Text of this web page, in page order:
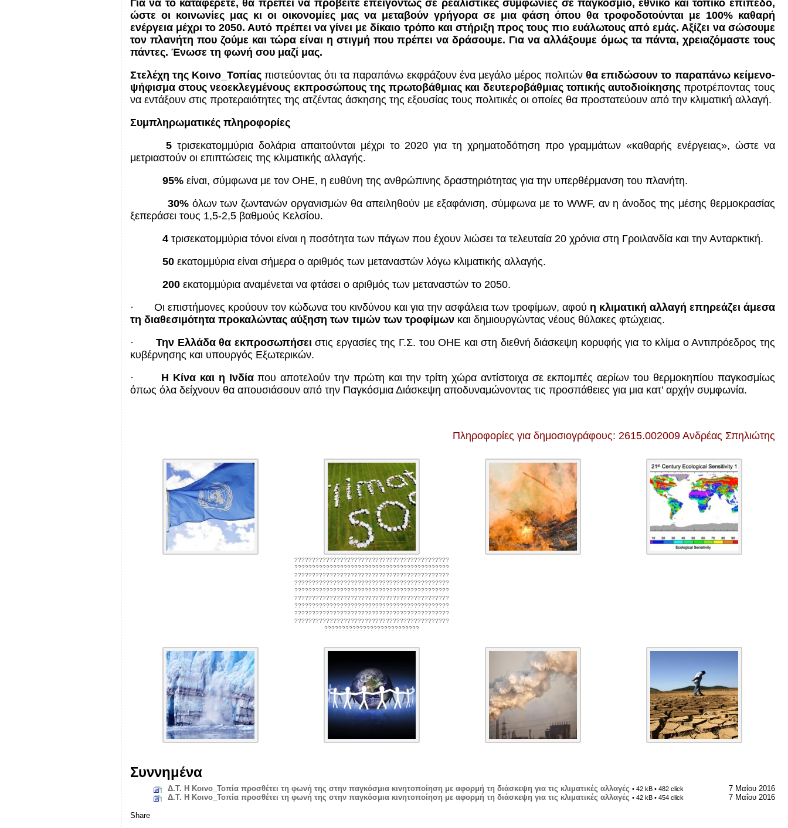
Για να το καταφέρετε, θα πρέπει να προβείτε επειγόντως σε ρεαλιστικές συμφωνίες σε παγκόσμιο, εθνικό και τοπικό επίπεδο,
ώστε οι κοινωνίες μας κι οι οικονομίες μας να μεταβούν γρήγορα σε μια φάση όπου θα τροφοδοτούνται με 100% καθαρή
ενέργεια μέχρι το 2050. Αυτό πρέπει να γίνει με δίκαιο τρόπο και στήριξη προς τους πιο ευάλωτους από εμάς. Αξίζει να σώσουμε
τον πλανήτη που ζούμε και τώρα είναι η στιγμή που πρέπει να δράσουμε. Για να αλλάξουμε όμως τα πάντα, χρειαζόμαστε τους
πάντες. Ένωσε τη φωνή σου μαζί μας.
Στελέχη της Κοινο_Τοπίαςπιστεύοντας ότι τα παραπάνω εκφράζουν ένα μεγάλο μέρος πολιτώνθα επιδώσουν το παραπάνω κείμενο-
ψήφισμα στους νεοεκλεγμένους εκπροσώπους της πρωτοβάθμιας και δευτεροβάθμιας τοπικής αυτοδιοίκησηςπροτρέποντας τους
να εντάξουν στις προτεραιότητες της ατζέντας άσκησης της εξουσίας τους πολιτικές οι οποίες θα προστατεύουν από την κλιματική αλλαγή.
Συμπληρωματικές πληροφορίες
5 τρισεκατομμύρια δολάρια απαιτούνται μέχρι το 2020 για τη χρηματοδότηση προ γραμμάτων «καθαρής ενέργειας», ώστε να
μετριαστούν οι επιπτώσεις της κλιματικής αλλαγής.
95% είναι, σύμφωνα με τον ΟΗΕ, η ευθύνη της ανθρώπινης δραστηριότητας για την υπερθέρμανση του πλανήτη.
30% όλων των ζωντανών οργανισμών θα απειληθούν με εξαφάνιση, σύμφωνα με το WWF, αν η άνοδος της μέσης θερμοκρασίας
ξεπεράσει τους 1,5-2,5 βαθμούς Κελσίου.
4 τρισεκατομμύρια τόνοι είναι η ποσότητα των πάγων που έχουν λιώσει τα τελευταία 20 χρόνια στη Γροιλανδία και την Ανταρκτική.
50εκατομμύρια είναι σήμερα ο αριθμός των μεταναστών λόγω κλιματικής αλλαγής.
200εκατομμύρια αναμένεται να φτάσει ο αριθμός των μεταναστών το 2050.
· Οι επιστήμονες κρούουν τον κώδωνα του κινδύνου και για την ασφάλεια των τροφίμων, αφού η κλιματική αλλαγή επηρεάζει άμεσα
τη διαθεσιμότητα προκαλώντας αύξηση των τιμών των τροφίμωνκαι δημιουργώντας νέους θύλακες φτώχειας.
·Την Ελλάδα θα εκπροσωπήσειστις εργασίες της Γ.Σ. του ΟΗΕ και στη διεθνή διάσκεψη κορυφής για το κλίμα ο Αντιπρόεδρος της
κυβέρνησης και υπουργός Εξωτερικών.
· Η Κίνα και η Ινδίαπου αποτελούν την πρώτη και την τρίτη χώρα αντίστοιχα σε εκπομπές αερίων του θερμοκηπίου παγκοσμίως
όπως όλα δείχνουν θα απουσιάσουν από την Παγκόσμια Διάσκεψη αποδυναμώνοντας τις προσπάθειες για μια κατ’ αρχήν συμφωνία.
Πληροφορίες για δημοσιογράφους: 2615.002009 Ανδρέας Σπηλιώτης
????????????????????????????????????????????
????????????????????????????????????????????
????????????????????????????????????????????
????????????????????????????????????????????
????????????????????????????????????????????
????????????????????????????????????????????
????????????????????????????????????????????
????????????????????????????????????????????
????????????????????????????????????????????
???????????????????????????
Συννημένα
Δ.Τ. Η Κοινο_Τοπία προσθέτει τη φωνή της στην παγκόσμια κινητοποίηση με αφορμή τη διάσκεψη για τις κλιματικές αλλαγές • 42 kB • 482 click
7 Μαΐου 2016
Δ.Τ. Η Κοινο_Τοπία προσθέτει τη φωνή της στην παγκόσμια κινητοποίηση με αφορμή τη διάσκεψη για τις κλιματικές αλλαγές • 42 kB • 454 click 7 Μαΐου 2016
Share